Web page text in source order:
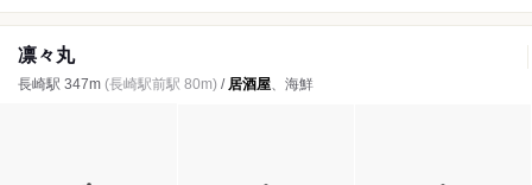
凛々丸
長崎駅 347m (長崎駅前駅 80m) / 居酒屋、海鮮